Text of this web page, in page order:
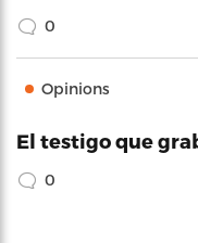
0
Opinions
El testigo que
0